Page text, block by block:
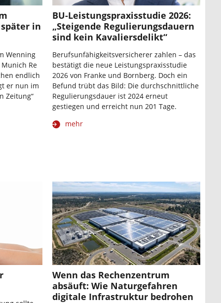
in
Wenning
Re
endlich
er nun im
Zeitung“
BU-Leistungspraxisstudie 2026:
„Steigende Regulierungsdauern
sind kein Kavaliersdelikt“
Berufsunfähigkeitsversicherer zahlen – das
bestätigt die neue Leistungspraxisstudie
2026 von Franke und Bornberg. Doch ein
Befund trübt das Bild: Die durchschnittliche
Regulierungsdauer ist 2024 erneut
gestiegen und erreicht nun 201 Tage.
mehr
Wenn das Rechenzentrum
absäuft: Wie Naturgefahren
digitale Infrastruktur bedrohen